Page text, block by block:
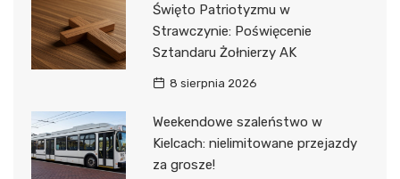
Święto Patriotyzmu w
Strawczynie: Poświęcenie
Sztandaru Żołnierzy AK
8 sierpnia 2026
Weekendowe szaleństwo w
Kielcach: nielimitowane przejazdy
za grosze!